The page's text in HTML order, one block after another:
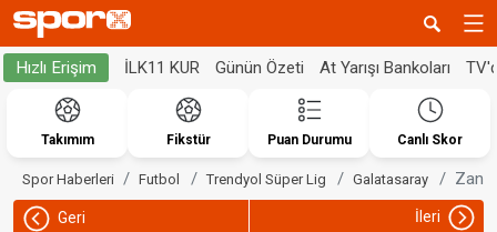
Hızlı Erişim İLK11 KUR Günün Özeti At Yarışı Bankoları
Takımım Fikstür Puan Durumu Canlı Skor
Spor Haberleri Futbol Trendyol Süper Lig Galatasaray
Geri İleri